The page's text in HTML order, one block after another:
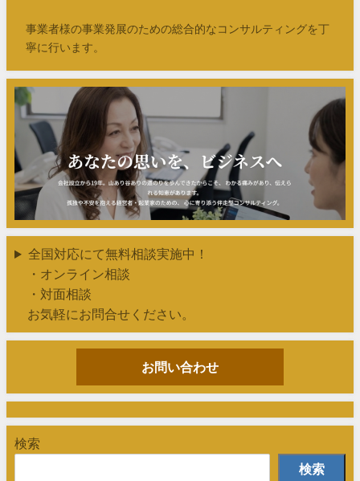
事業者様の事業発展のための総合的なコンサルティングを丁
寧に行います。
全国対応にて無料相談実施中！
・オンライン相談
・対面相談
お気軽にお問合せください。
お問い合わせ
検索
検索